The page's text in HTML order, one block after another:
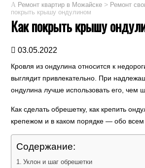
Ремонт квартир в Можайске > Ремонт
покрыть крышу ондулином
Как покрыть крышу
03.05.2022
Кровля из ондулина относится к
выглядит привлекательно. При
ондулина лучше использовать его, чем
Как сделать обрешетку, как крепить
крепежом и в каком порядке — обо всем
Содержание:
Уклон и шаг обрешетки